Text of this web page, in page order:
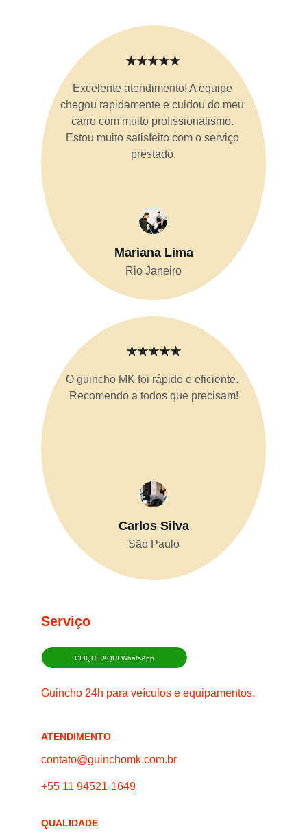
O guincho MK foi rápido e eficiente.
Recomendo a todos que precisam!
Carlos Silva
São Paulo
Excelente atendimento! A equipe
chegou rapidamente e cuidou do meu
carro com muito profissionalismo.
Estou muito satisfeito com o serviço
prestado.
Mariana Lima
Rio Janeiro
★★★★★
★★★★★
Serviço
Guincho 24h para veículos e equipamentos.
ATENDIMENTO
QUALIDADE
contato@guinchomk.com.br
+55 11 94521-1649
CLIQUE AQUI WhatsApp